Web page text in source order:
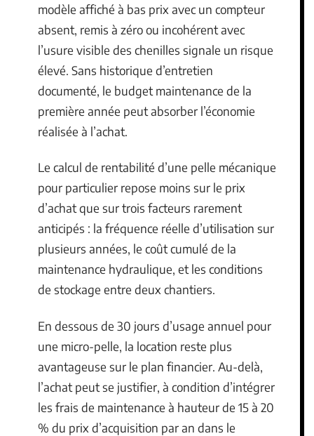
modèle affiché à bas prix avec un compteur
absent, remis à zéro ou incohérent avec
l’usure visible des chenilles signale un risque
élevé. Sans historique d’entretien
documenté, le budget maintenance de la
première année peut absorber l’économie
réalisée à l’achat.
Le calcul de rentabilité d’une pelle mécanique
pour particulier repose moins sur le prix
d’achat que sur trois facteurs rarement
anticipés : la fréquence réelle d’utilisation sur
plusieurs années, le coût cumulé de la
maintenance hydraulique, et les conditions
de stockage entre deux chantiers.
En dessous de 30 jours d’usage annuel pour
une micro-pelle, la location reste plus
avantageuse sur le plan financier. Au-delà,
l’achat peut se justifier, à condition d’intégrer
les frais de maintenance à hauteur de 15 à 20
% du prix d’acquisition par an dans le